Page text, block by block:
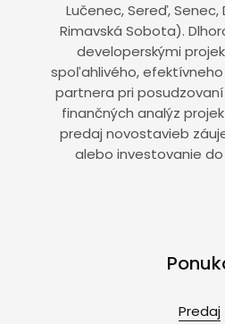
Lučenec, Sereď, Senec,
Rimavská Sobota).
developerskými
spoľahlivého,
partnera pri
finančných analýz
predaj novostavieb
alebo investovanie
Predaj